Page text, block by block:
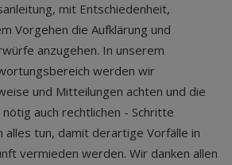
mit Entschiedenheit,
Vorgehen die Aufklärung und
anzugehen. In unserem
werden wir
und Mitteilungen achten und die
auch rechtlichen - Schritte
alles tun, damit derartige Vorfälle in
vermieden werden. Wir danken allen